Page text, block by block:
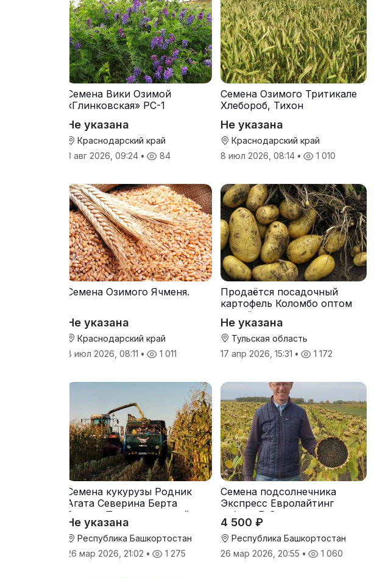
Семена Вики Озимой
«Глинковская» РС-1
Не указана
Краснодарский край
3 авг 2026, 09:24 • 84
Семена Озимого Тритикале
Хлебороб, Тихон
Не указана
Краснодарский край
8 июл 2026, 08:14 • 1 010
Семена Озимого Ячменя.
Не указана
Краснодарский край
8 июл 2026, 08:11 • 1 011
Продаётся посадочный
картофель Коломбо оптом
от трёх тонн
Не указана
Тульская область
17 апр 2026, 15:31 • 1 172
Семена кукурузы Родник
Агата Северина Берта
Вилора Прохладненский
Дарина Росс Машук
Катерина
Не указана
Республика Башкортостан
26 мар 2026, 21:02 • 1 275
Семена подсолнечника
Экспресс Евролайтинг
гибрид F-G+
4 500 ₽
Республика Башкортостан
26 мар 2026, 20:55 • 1 060